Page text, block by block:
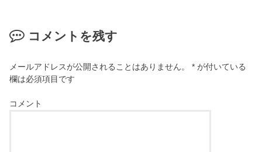
コメントを残す
メールアドレスが公開されることはありません。 * が付いている
欄は必須項目です
コメント